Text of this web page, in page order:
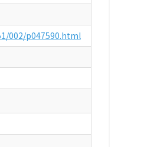
002/p047590.html